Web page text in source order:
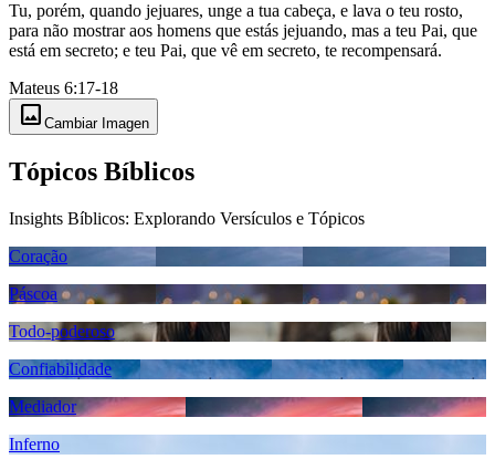
Tu, porém, quando jejuares, unge a tua cabeça, e lava o teu rosto,
para não mostrar aos homens que estás jejuando, mas a teu Pai, que
está em secreto; e teu Pai, que vê em secreto, te recompensará.
Mateus 6:17-18
image Cambiar Imagen
Tópicos Bíblicos
Insights Bíblicos: Explorando Versículos e Tópicos
Coração
Páscoa
Todo-poderoso
Confiabilidade
Mediador
Inferno